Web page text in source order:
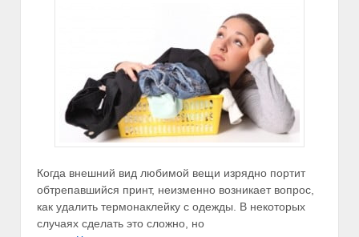
Когда внешний вид любимой вещи изрядно портит
обтрепавшийся принт, неизменно возникает вопрос,
как удалить термонаклейку с одежды. В некоторых
случаях сделать это сложно, но